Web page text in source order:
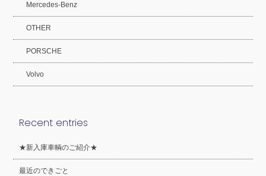
Mercedes-Benz
OTHER
PORSCHE
Volvo
Recent entries
★新入庫車輌のご紹介★
最近のできごと